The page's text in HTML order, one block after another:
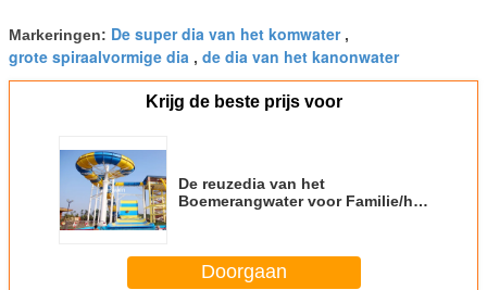
Markeringen: De super dia van het komwater,
grote spiraalvormige dia , de dia van het kanonwater
Krijg de beste prijs voor
De reuzedia van het
Boemerangwater voor Familie/het
Doorgaan